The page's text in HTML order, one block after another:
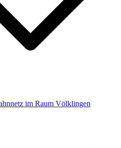
im Raum Völklingen